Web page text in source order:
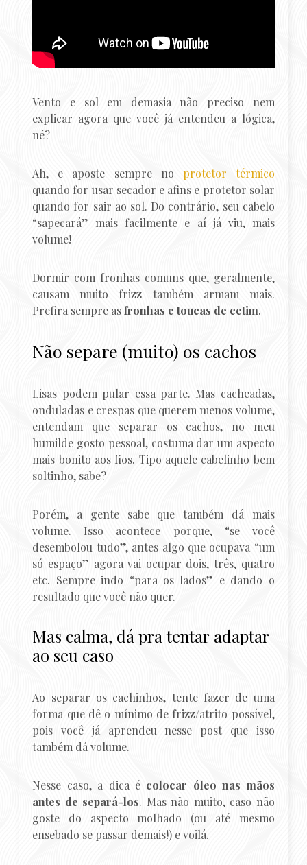
Vento e sol em demasia não preciso nem
explicar agora que você já entendeu a lógica,
né?
Ah, e aposte sempre no protetor térmico
quando for usar secador e afins e protetor solar
quando for sair ao sol. Do contrário, seu cabelo
“sapecará” mais facilmente e aí já viu, mais
volume!
Dormir com fronhas comuns que, geralmente,
causam muito frizz também armam mais.
Prefira sempre asfronhas e toucas de cetim.
Não separe (muito) os cachos
Lisas podem pular essa parte. Mas cacheadas,
onduladas e crespas que querem menos volume,
entendam que separar os cachos, no meu
humilde gosto pessoal, costuma dar um aspecto
mais bonito aos fios. Tipo aquele cabelinho bem
soltinho, sabe?
Porém, a gente sabe que também dá mais
volume. Isso acontece porque, “se você
desembolou tudo”, antes algo que ocupava “um
só espaço” agora vai ocupar dois, três, quatro
etc. Sempre indo “para os lados” e dando o
resultado que você não quer.
Mas calma, dá pra tentar adaptar
ao seu caso
Ao separar os cachinhos, tente fazer de uma
forma que dê o mínimo de frizz/atrito possível,
pois você já aprendeu nesse post que isso
também dá volume.
Nesse caso, a dica é colocar óleo nas mãos
antes de separá-los. Mas não muito, caso não
goste do aspecto molhado (ou até mesmo
ensebado se passar demais!) e voilá.